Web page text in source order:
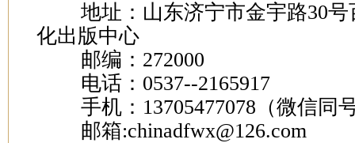
地址：山东济宁市金宇路30号
化出版中心
邮编：272000
电话：0537--2165917
手机：13705477078（微信同
邮箱:chinadfwx@126.com